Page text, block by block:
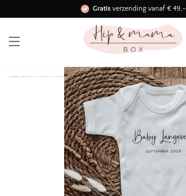
Gratisverzending vanaf € 49,-
Binnen 3 werkdagen in huis!